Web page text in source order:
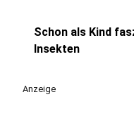
Schon als Kind
Insekten
Anzeige